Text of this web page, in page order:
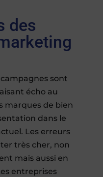
des
sont
écho au
marques de bien
dans le
Les erreurs
très cher, non
mais aussi en
entreprises